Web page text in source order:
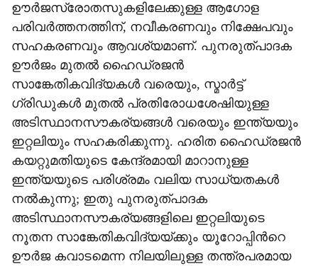
ഊർജസ്രോതസുകളിലേക്കുള്ള ആഗോള
പരിവർത്തനത്തിന്, നവീകരണവും നിക്ഷേപവും
സഹകരണവും ആവശ്യമാണ്. പുനരുത്പാദക
ഊർജം മുതൽ ഹൈഡ്രജൻ
സാങ്കേതികവിദ്യകൾ വരെയും, സ്മാർട്ട്
ഗ്രിഡുകൾ മുതൽ പ്രതിരോധശേഷിയുള്ള
അടിസ്ഥാനസൗകര്യങ്ങൾ വരെയും ഇന്ത്യയും
ഇറ്റലിയും സഹകരിക്കുന്നു. ഹരിത ഹൈഡ്രജൻ
കയറ്റുമതിയുടെ കേന്ദ്രമായി മാറാനുള്ള
ഇന്ത്യയുടെ പരിശ്രമം വലിയ സാധ്യതകൾ
നൽകുന്നു; ഇതു പുനരുത്പാദക
അടിസ്ഥാനസൗകര്യങ്ങളിലെ ഇറ്റലിയുടെ
നൂതന സാങ്കേതികവിദ്യയ്ക്കും യൂറോപ്പിന്‍റെ
ഊർജ കവാടമെന്ന നിലയിലുള്ള തന്ത്രപരമായ